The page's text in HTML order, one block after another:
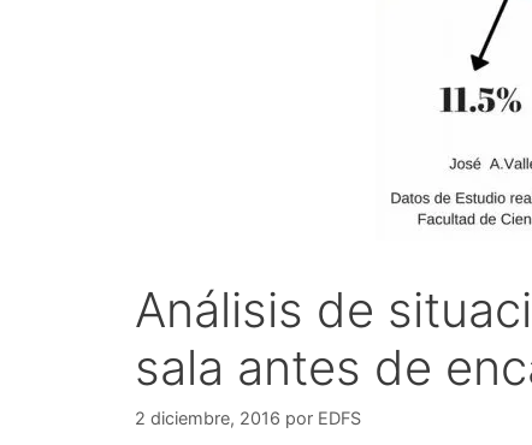
Análisis de
sala antes de
2 diciembre, 2016 por EDFS